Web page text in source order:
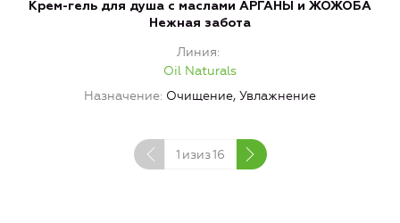
Крем-гель для душа с маслами АРГАНЫ и ЖОЖОБА
Нежная забота
Линия
Oil Naturals
Назначение Очищение, Увлажнение
1 изиз16